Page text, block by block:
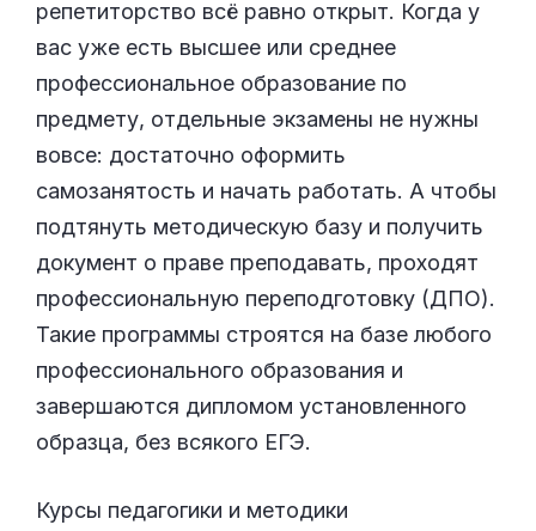
репетиторство всё равно открыт. Когда у
вас уже есть высшее или среднее
профессиональное образование по
предмету, отдельные экзамены не нужны
вовсе: достаточно оформить
самозанятость и начать работать. А чтобы
подтянуть методическую базу и получить
документ о праве преподавать, проходят
профессиональную переподготовку (ДПО).
Такие программы строятся на базе любого
профессионального образования и
завершаются дипломом установленного
образца, без всякого ЕГЭ.
Курсы педагогики и методики